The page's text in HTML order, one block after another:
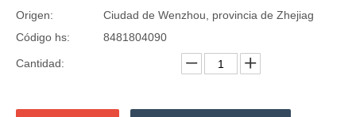
Origen:
Ciudad de Wenzhou, provincia de Zhejiag
Código hs:
8481804090
Cantidad: